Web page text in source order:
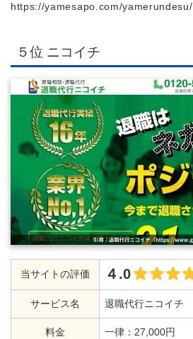
https://yamesapo.com/yamerundesu/
５位 ニコイチ
当サイトの評価 ４.0
サービス名 退職代行ニコイチ
料金 一律：27,000円